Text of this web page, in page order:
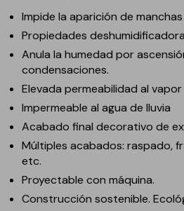
Impide la aparición de
Propiedades
Anula la humedad por
condensaciones.
Elevada permeabilidad al vapor
Impermeable al agua de lluvia
Acabado final decorativo de
Múltiples acabados: raspado,
etc.
Proyectable con máquina.
Construcción sostenible.